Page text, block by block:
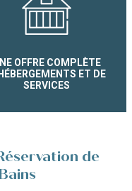
OFFRE COMPLÈTE
ET DE
SERVICES
de